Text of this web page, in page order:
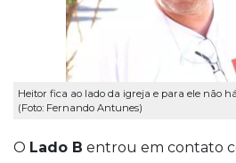
Heitor fica ao lado da igreja e para ele não
(Foto: Fernando Antunes)
O Lado B entrou em contato